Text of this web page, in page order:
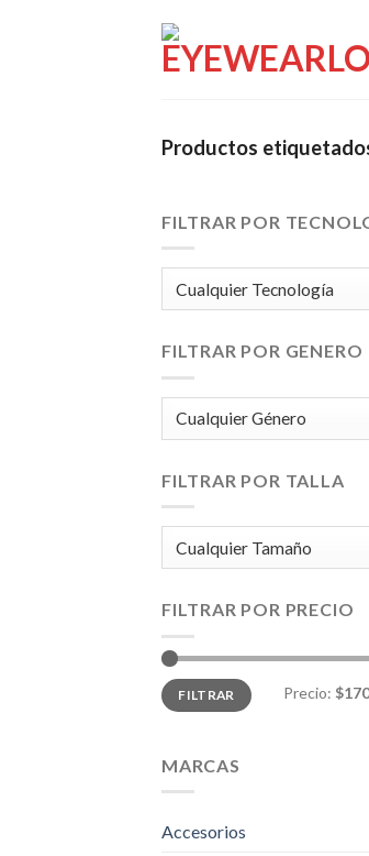
Productos
FILTRAR POR
FILTRAR POR GENERO
FILTRAR POR TALLA
FILTRAR POR PRECIO
Precio
mínimo
Precio
máximo
FILTRAR Precio: $170
MARCAS
Accesorios